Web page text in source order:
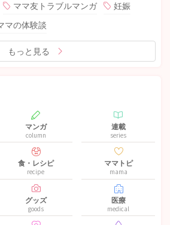
ママ友トラブルマンガ
妊娠
マの体験談
もっと見る
マンガ
column
連載
series
食・レシピ
recipe
ママトピ
mama
グッズ
goods
医療
medical